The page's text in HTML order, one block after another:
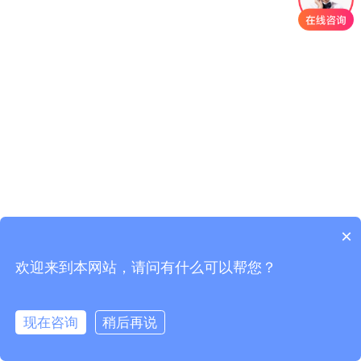
×
欢迎来到本网站，请问有什么可以帮您？
现在咨询 稍后再说